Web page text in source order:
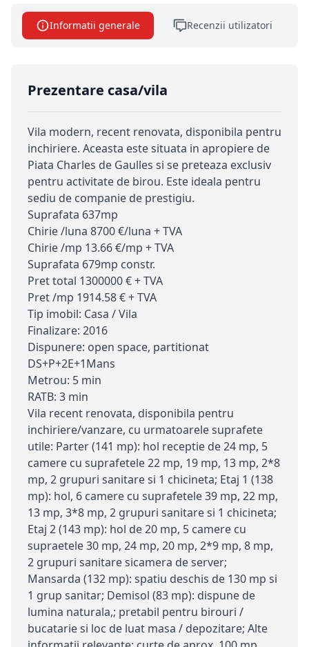
Informatii generale Recenzii utilizatori
Prezentare casa/vila
Vila modern, recent renovata, disponibila pentru
inchiriere. Aceasta este situata in apropiere de
Piata Charles de Gaulles si se preteaza exclusiv
pentru activitate de birou. Este ideala pentru
sediu de companie de prestigiu.
Suprafata 637mp
Chirie /luna 8700 €/luna + TVA
Chirie /mp 13.66 €/mp + TVA
Suprafata 679mp constr.
Pret total 1300000 € + TVA
Pret /mp 1914.58 € + TVA
Tip imobil: Casa / Vila
Finalizare: 2016
Dispunere: open space, partitionat
DS+P+2E+1Mans
Metrou: 5 min
RATB: 3 min
Vila recent renovata, disponibila pentru
inchiriere/vanzare, cu urmatoarele suprafete
utile: Parter (141 mp): hol receptie de 24 mp, 5
camere cu suprafetele 22 mp, 19 mp, 13 mp, 2*8
mp, 2 grupuri sanitare si 1 chicineta; Etaj 1 (138
mp): hol, 6 camere cu suprafetele 39 mp, 22 mp,
13 mp, 3*8 mp, 2 grupuri sanitare si 1 chicineta;
Etaj 2 (143 mp): hol de 20 mp, 5 camere cu
supraetele 30 mp, 24 mp, 20 mp, 2*9 mp, 8 mp,
2 grupuri sanitare sicamera de server;
Mansarda (132 mp): spatiu deschis de 130 mp si
1 grup sanitar; Demisol (83 mp): dispune de
lumina naturala,; pretabil pentru birouri /
bucatarie si loc de luat masa / depozitare; Alte